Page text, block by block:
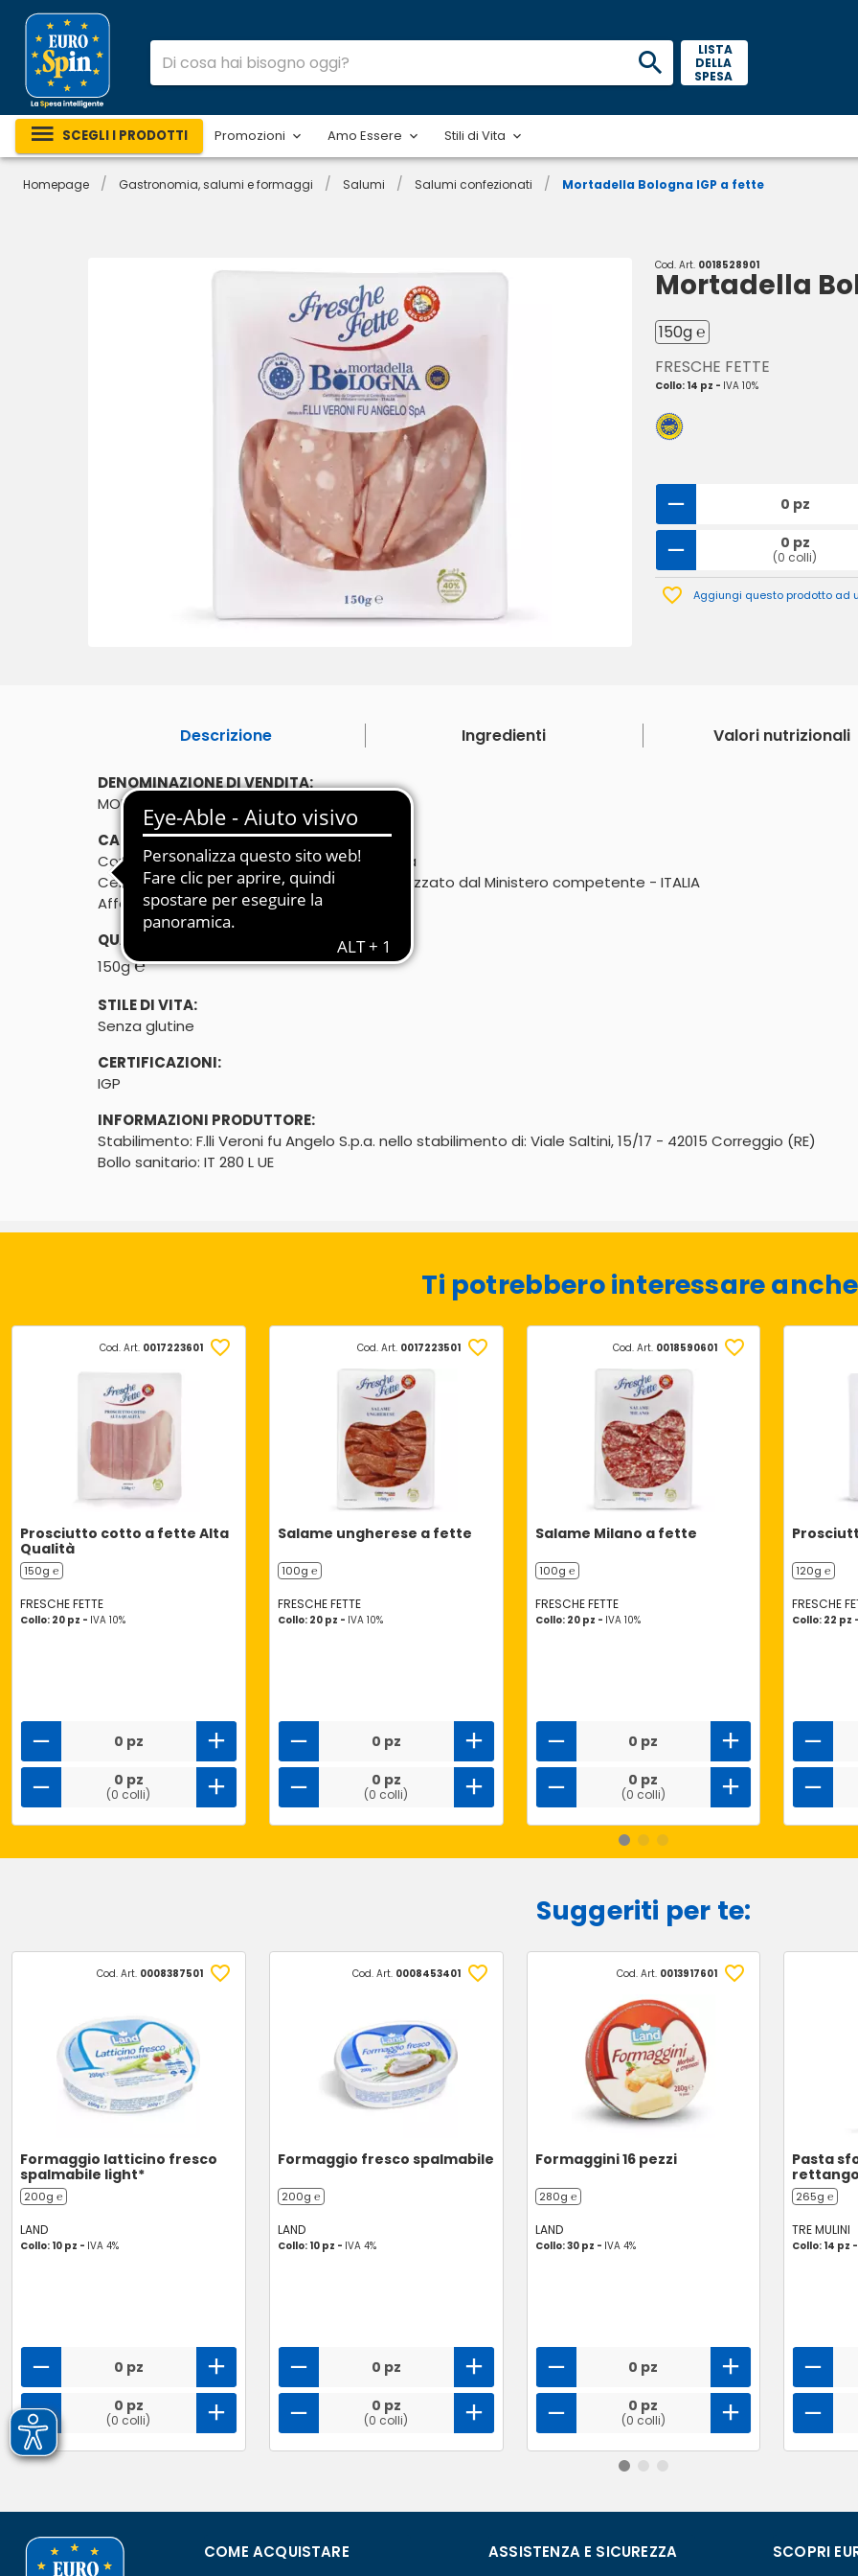
LISTA
DELLA
SPESA
SCEGLI I PRODOTTI Promozioni Amo Essere Stili di Vita
Homepage / Gastronomia, salumi e formaggi / Salumi / Salumi confezionati / Mortadella Bologna IGP a fette
Cod. Art. 0018528901
Mortadella
150g ℮
FRESCHE FETTE
Collo: 14 pz - IVA 10%
0 pz
0 pz
(0 colli)
Aggiungi questo prodotto ad
Descrizione Ingredienti Valori nutrizionali
DENOMINAZIONE DI VENDITA:
MORTADELLA BOLOGNA IGP. SENZA GLUTINE.
CARATTERISTICHE:
Consorzio italiano tutela Mortadella Bologna
Certificato da Organismo di Controllo autorizzato dal Ministero competente - ITALIA
Affettata da f.lli Veroni Fu Angelo SpA
QUANTITÀ:
150g℮
STILE DI VITA:
Senza glutine
CERTIFICAZIONI:
IGP
INFORMAZIONI PRODUTTORE:
Stabilimento: F.lli Veroni fu Angelo S.p.a. nello stabilimento di: Viale Saltini, 15/17 - 42015 Correggio (RE)
Bollo sanitario: IT 280 L UE
Ti potrebbero interessare
Cod. Art. 0017223601
Prosciutto cotto a fette Alta
Qualità
150g ℮
FRESCHE FETTE
Collo: 20 pz - IVA 10%
0 pz
0 pz
(0 colli)
Cod. Art. 0017223501
Salame ungherese a fette
100g ℮
FRESCHE FETTE
Collo: 20 pz - IVA 10%
0 pz
0 pz
(0 colli)
Cod. Art. 0018590601
Salame Milano a fette
100g ℮
FRESCHE FETTE
Collo: 20 pz - IVA 10%
0 pz
0 pz
(0 colli)
120g ℮
FRESCHE
Collo: 22 pz
Suggeriti per te:
Cod. Art. 0008387501
Formaggio latticino fresco
spalmabile light*
200g ℮
LAND
Collo: 10 pz - IVA 4%
0 pz
0 pz
(0 colli)
Cod. Art. 0008453401
Formaggio fresco spalmabile
200g ℮
LAND
Collo: 10 pz - IVA 4%
0 pz
0 pz
(0 colli)
Cod. Art. 0013917601
Formaggini 16 pezzi
280g ℮
LAND
Collo: 30 pz - IVA 4%
0 pz
0 pz
(0 colli)
Pasta
265g ℮
TRE MULINI
Collo: 14 pz
COME ACQUISTARE ASSISTENZA E SICUREZZA SCOPRI